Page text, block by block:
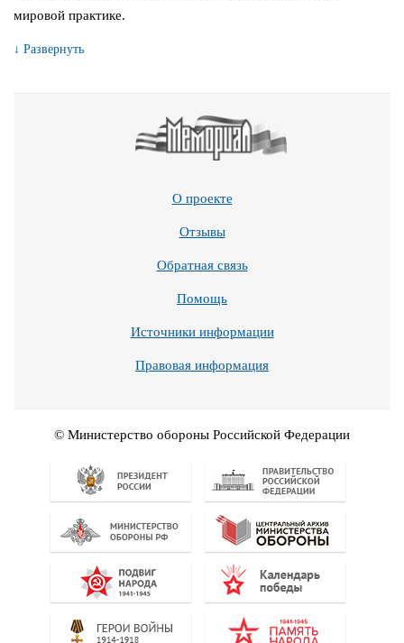
мировой практике.
↓ Развернуть
О проекте
Отзывы
Обратная связь
Помощь
Источники информации
Правовая информация
© Министерство обороны Российской Федерации